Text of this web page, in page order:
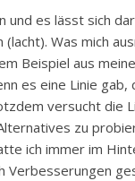
und es lässt sich
Was mich
Beispiel aus
es eine Linie gab,
versucht die
zu
ich immer im
Verbesserungen